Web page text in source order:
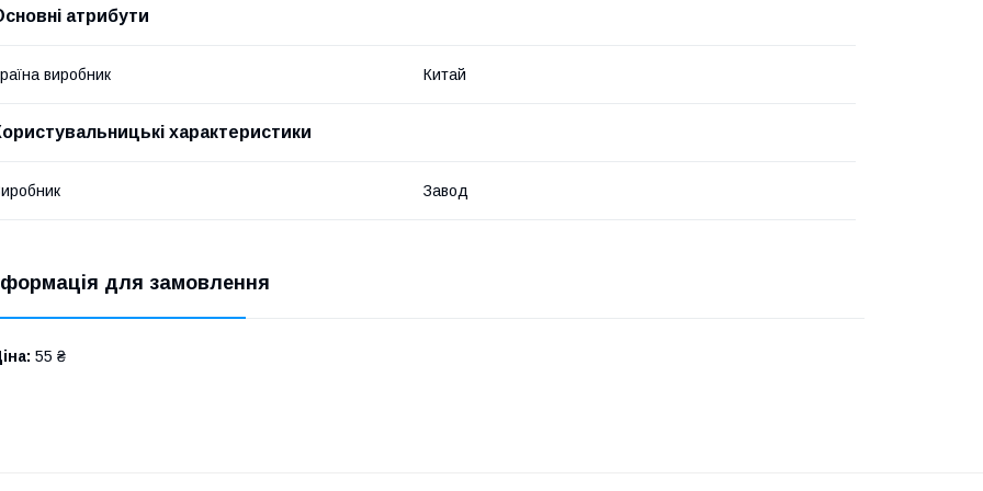
атрибути
виробник Китай
характеристики
Завод
для замовлення
55 ₴